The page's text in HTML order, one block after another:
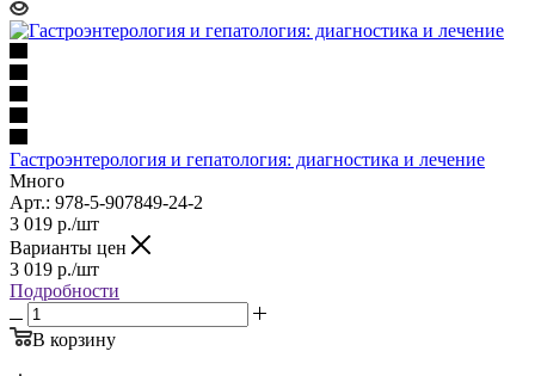
Гастроэнтерология и гепатология: диагностика и лечение
Много
Арт.: 978-5-907849-24-2
3 019 р./шт
Варианты цен
3 019 р./шт
Подробности
В корзину